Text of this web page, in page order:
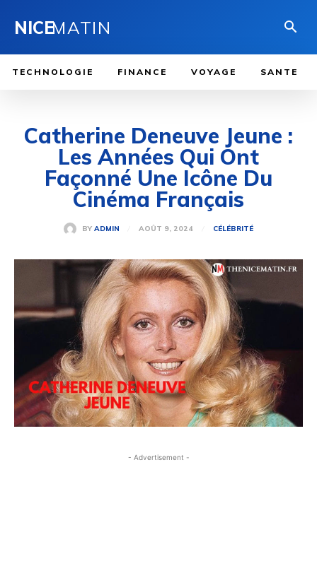
NICEMATIN
TECHNOLOGIE FINANCE VOYAGE SANTE
Catherine Deneuve Jeune :
Les Années Qui Ont
Façonné Une Icône Du
Cinéma Français
BY ADMIN AOÛT 9, 2024 CÉLÉBRITÉ
- Advertisement -